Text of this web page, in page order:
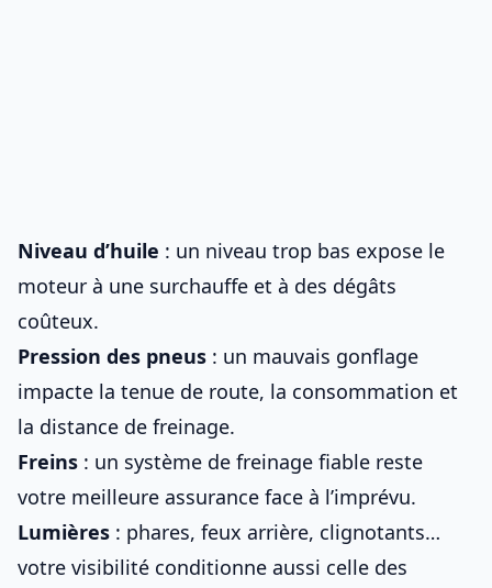
Niveau d’huile : un niveau trop bas expose le
moteur à une surchauffe et à des dégâts
coûteux.
Pression des pneus : un mauvais gonflage
impacte la tenue de route, la consommation et
la distance de freinage.
Freins : un système de freinage fiable reste
votre meilleure assurance face à l’imprévu.
Lumières : phares, feux arrière, clignotants…
votre visibilité conditionne aussi celle des